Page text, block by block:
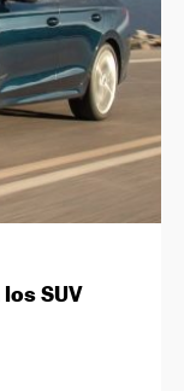
SUV